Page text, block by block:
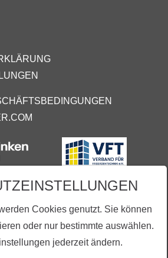
wird vereinzelt auf die gleichzeitige Verwendung der
Cookies genutzt. Sie können
oder nur bestimmte auswählen.
jederzeit ändern.